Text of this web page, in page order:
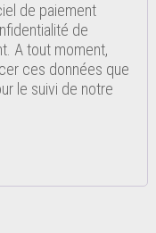
de paiement
de
A tout moment,
ces données que
le suivi de notre